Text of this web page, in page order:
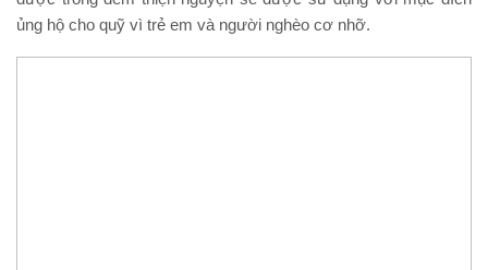
ủng hộ cho quỹ vì trẻ em và người nghèo cơ nhỡ.